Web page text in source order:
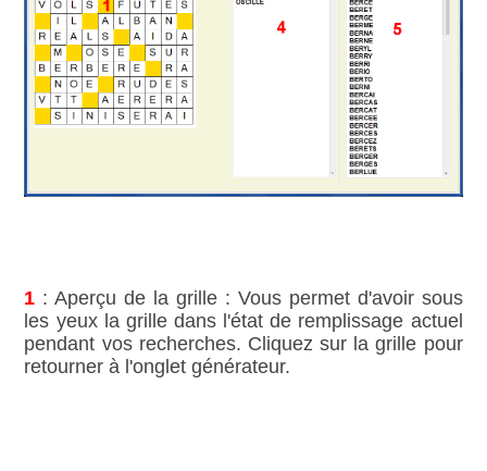
1 : Aperçu de la grille : Vous permet d'avoir sous
les yeux la grille dans l'état de remplissage actuel
pendant vos recherches. Cliquez sur la grille pour
retourner à l'onglet générateur.